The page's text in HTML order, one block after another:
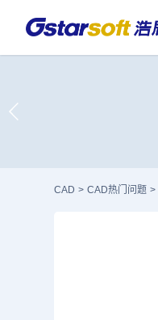
CAD > CAD热门问题 >